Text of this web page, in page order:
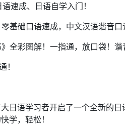
速成、日语自学入门！
础口语速成，中文汉语谐音口
彩图解！一指通，放口袋！谐
日语学习者开启了一个全新
学，轻松！